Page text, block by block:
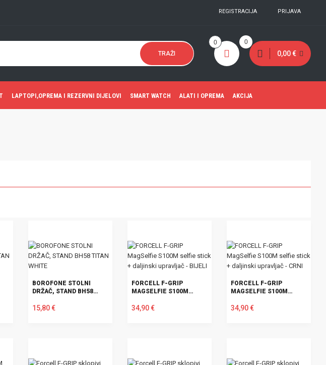
REGISTRACIJA PRIJAVA
0
0,00 €
0
TRAŽI
LAPTOPI,OPREMA I REZERVNI DIJELOVI SMART WATCH ALATI I OPREMA AKCIJA
BOROFONE STOLNI
DRŽAČ, STAND BH58
15,80 €
FORCELL F-GRIP
MAGSELFIE S100M
DALJINSKI UPRAVLJAČ -
34,90 €
FORCELL F-GRIP
MAGSELFIE S100M
DALJINSKI UPRAVLJAČ -
34,90 €